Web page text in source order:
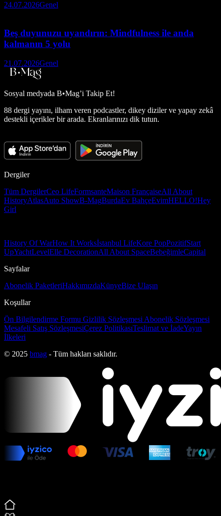
24.07.2026Genel
Beş duyunuzu uyandırın: Mindfulness ile anda
kalmanın 5 yolu
21.07.2026Genel
Sosyal medyada B•Mag’i Takip Et!
88 dergi yayını, ilham veren podcastler, dikey diziler ve yapay zekâ
destekli içerikler bir arada. Ekranlarınızı dik tutun.
Dergiler
Tüm DergilerCeo LifeFormsanteMaison FrançaiseAll About
HistoryAtlasAuto ShowB-MagBurdaEv BahçeEvimHELLO!Hey
Girl
History Of WarHow It Worksİstanbul LifeKore PopPozitifStart
UpYachtLevelElle DecorationAll About SpaceBebeğimleCapital
Sayfalar
Abonelik PaketleriHakkımızdaKünyeBize Ulaşın
Koşullar
Ön Bilgilendirme Formu Gizlilik Sözleşmesi Abonelik Sözleşmesi
Mesafeli Satış SözleşmesiÇerez PolitikasıTeslimat ve İadeYayın
İlkeleri
© 2025 bmag - Tüm hakları saklıdır.